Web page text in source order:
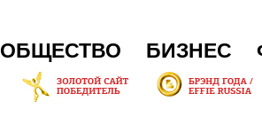
ОБЩЕСТВО БИЗНЕС